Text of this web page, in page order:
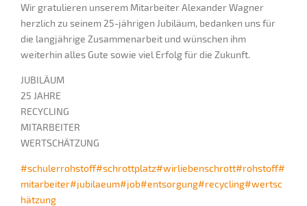
Wir gratulieren unserem Mitarbeiter Alexander Wagner
herzlich zu seinem 25-jährigen Jubiläum, bedanken uns für
die langjährige Zusammenarbeit und wünschen ihm
weiterhin alles Gute sowie viel Erfolg für die Zukunft.
JUBILÄUM
25 JAHRE
RECYCLING
MITARBEITER
WERTSCHÄTZUNG
#schulerrohstoff#schrottplatz#wirliebenschrott#rohstoff#
mitarbeiter#jubilaeum#job#entsorgung#recycling#wertsc
hätzung